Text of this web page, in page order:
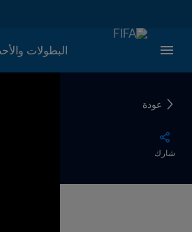
البطولات
عودة
شارك